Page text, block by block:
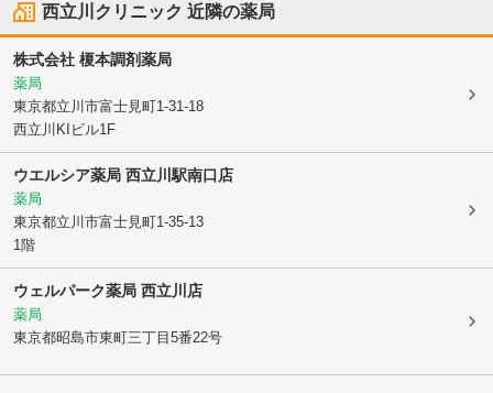
西立川クリニック 近隣の薬局
株式会社 榎本調剤薬局
薬局
東京都立川市富士見町1-31-18
西立川KIビル1F
ウエルシア薬局 西立川駅南口店
薬局
東京都立川市富士見町1-35-13
1階
ウェルパーク薬局 西立川店
薬局
東京都昭島市東町三丁目5番22号